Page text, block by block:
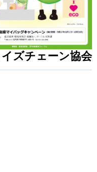
イズチェーン協会